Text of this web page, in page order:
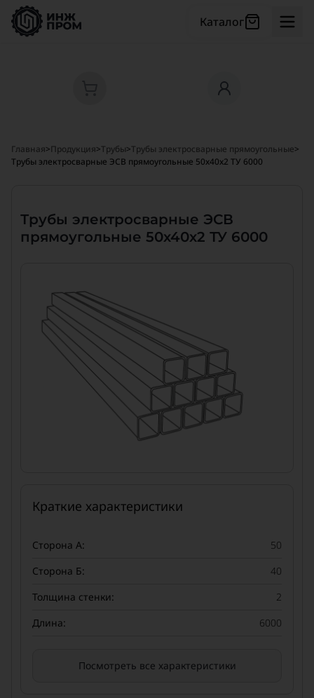
Каталог
Главная>Продукция> Трубы> Трубы электросварные прямоугольные>
Трубы электросварные ЭСВ прямоугольные 50х40х2 ТУ 6000
Трубы электросварные ЭСВ
прямоугольные 50х40х2 ТУ 6000
Краткие характеристики
Сторона А:
50
Сторона Б:
40
Толщина стенки:
2
Длина:
6000
Посмотреть все характеристики